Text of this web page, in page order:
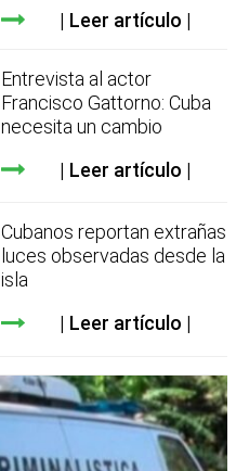
Leer artículo
Entrevista al actor
Francisco Gattorno: Cuba
necesita un cambio
Leer artículo
Cubanos reportan extrañas
luces observadas desde la
isla
Leer artículo